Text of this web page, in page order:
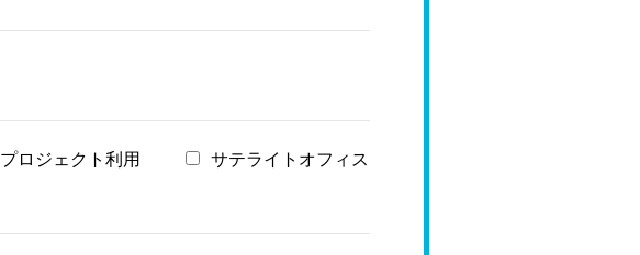
プロジェクト利用
サテライトオフィス